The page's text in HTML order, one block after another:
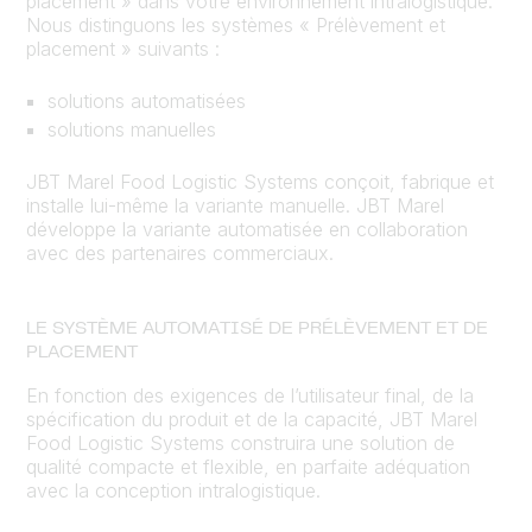
Nous distinguons les systèmes « Prélèvement et
placement » suivants :
solutions automatisées
solutions manuelles
JBT Marel Food Logistic Systems conçoit, fabrique et
installe lui-même la variante manuelle. JBT Marel
développe la variante automatisée en collaboration
avec des partenaires commerciaux.
LE SYSTÈME AUTOMATISÉ DE PRÉLÈVEMENT ET DE
PLACEMENT
En fonction des exigences de l’utilisateur final, de la
spécification du produit et de la capacité, JBT Marel
Food Logistic Systems construira une solution de
qualité compacte et flexible, en parfaite adéquation
avec la conception intralogistique.